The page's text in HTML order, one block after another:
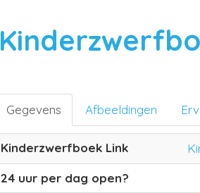
Gegevens Afbeeldingen
Kinderzwerfboek Link
24 uur per dag open?